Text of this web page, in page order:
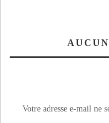
Votre adresse e-mail ne